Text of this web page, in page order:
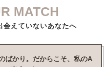
MATCH
会えていないあなたへ
ばかり。だからこそ、私のA